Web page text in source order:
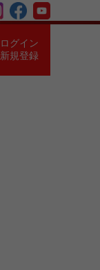
ログイン
新規登録